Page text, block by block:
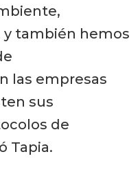
y también hemos
las empresas
sus
de
Tapia.